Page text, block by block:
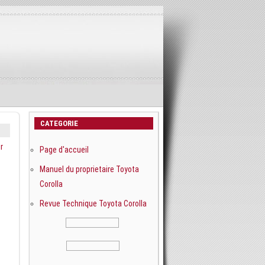
CATEGORIE
Page d'accueil
Manuel du proprietaire Toyota
Corolla
Revue Technique Toyota Corolla